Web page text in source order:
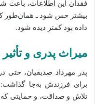
فقدان این اطلاعات، باعث
بیشتر حس شود ـ‌ همان‌طور
داده بود کمتر دیده‌‌ شود.
میراث پدری و
پدر مهرداد صدیقیان، حتی
برای فرزندش به‌جا گذاشت:
تلاش و صداقت، و حمایتی که